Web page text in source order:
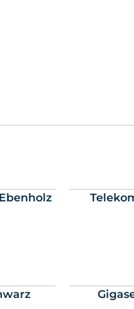
BasicLine IP ideal für
mit G.722 Codec
einsetzbar
SIP-Technologie und ist
mit Gigaset
Zuhause flexibel und